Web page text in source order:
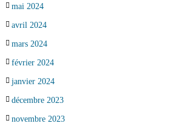
mai 2024
avril 2024
mars 2024
février 2024
janvier 2024
décembre 2023
novembre 2023